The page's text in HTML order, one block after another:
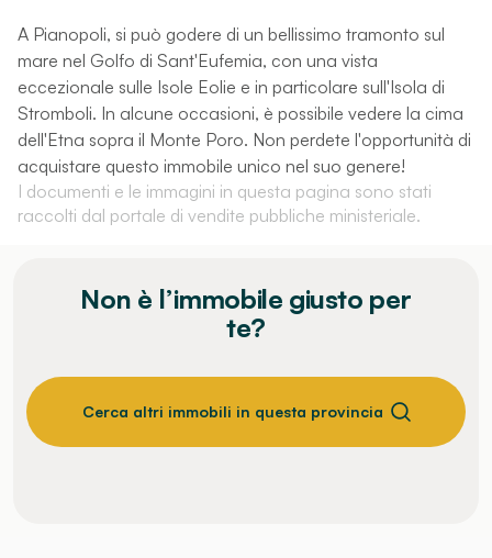
A Pianopoli, si può godere di un bellissimo tramonto sul
mare nel Golfo di Sant'Eufemia, con una vista
eccezionale sulle Isole Eolie e in particolare sull'Isola di
Stromboli. In alcune occasioni, è possibile vedere la cima
dell'Etna sopra il Monte Poro. Non perdete l'opportunità di
acquistare questo immobile unico nel suo genere!
I documenti e le immagini in questa pagina sono stati
raccolti dal portale di vendite pubbliche ministeriale.
Non è l’immobile giusto per
te?
Cerca altri immobili in questa provincia